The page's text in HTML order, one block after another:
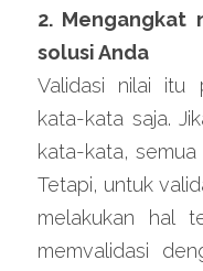
2. Mengangkat
solusi Anda
Validasi nilai itu
kata-kata saja.
kata-kata,
Tetapi, untuk
melakukan hal
memvalidasi